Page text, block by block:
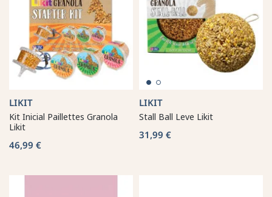
LIKIT
Kit Inicial Paillettes Granola
Likit
46,99 €
LIKIT
Stall Ball Leve Likit
31,99 €